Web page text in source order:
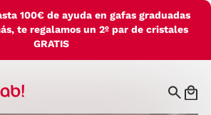
100€ de ayuda en gafas graduadas
te regalamos un 2º par de cristales
GRATIS